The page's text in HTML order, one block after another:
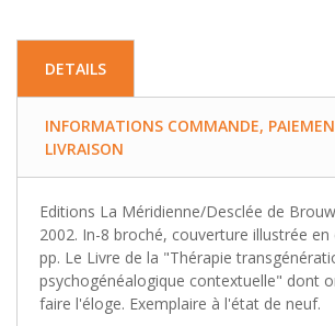
DETAILS
INFORMATIONS COMMANDE,
LIVRAISON
Editions La Méridienne/Desclée de
2002. In-8 broché, couverture illustrée en
pp. Le Livre de la "Thérapie
psychogénéalogique contextuelle" dont
faire l'éloge. Exemplaire à l'état de neuf.